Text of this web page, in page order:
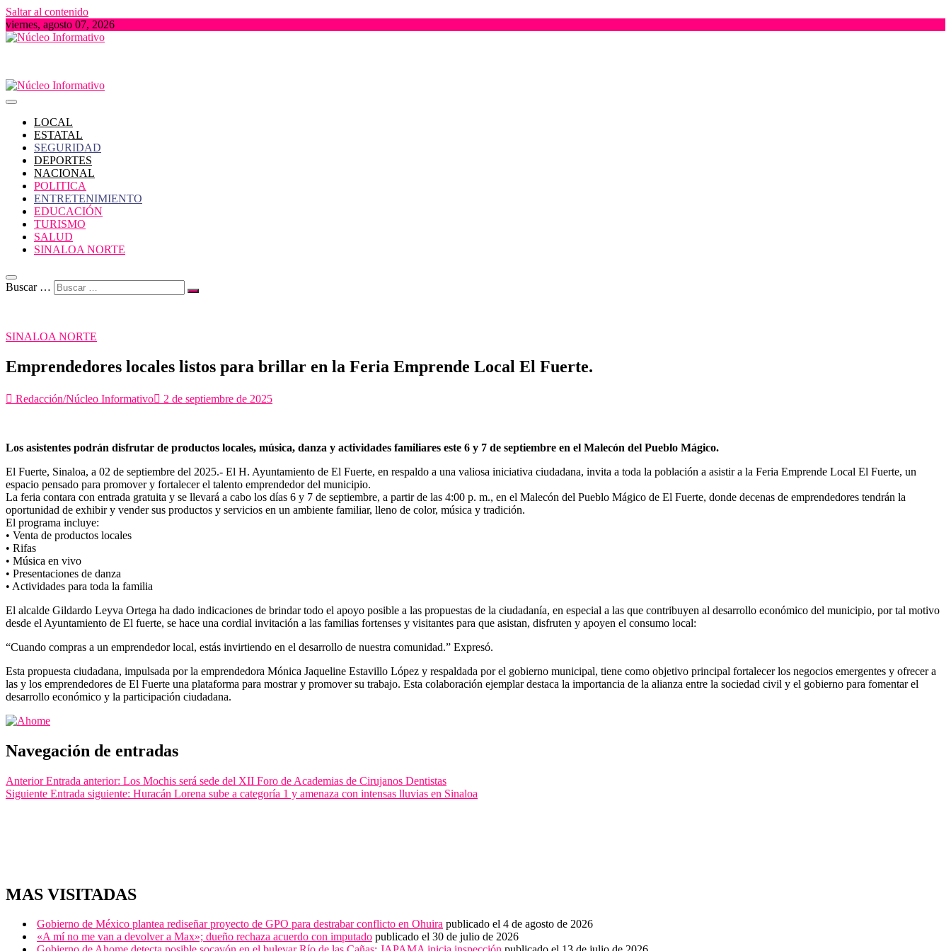
Saltar al contenido
viernes, agosto 07, 2026
LOCAL
ESTATAL
SEGURIDAD
DEPORTES
NACIONAL
POLITICA
ENTRETENIMIENTO
EDUCACIÓN
TURISMO
SALUD
SINALOA NORTE
Buscar …
SINALOA NORTE
Emprendedores locales listos para brillar en la Feria Emprende Local El Fuerte.
Redacción/Núcleo Informativo 2 de septiembre de 2025
Los asistentes podrán disfrutar de productos locales, música, danza y actividades familiares este 6 y 7 de septiembre en el Malecón del Pueblo Mágico.
El Fuerte, Sinaloa, a 02 de septiembre del 2025.- El H. Ayuntamiento de El Fuerte, en respaldo a una valiosa iniciativa ciudadana, invita a toda la población a asistir a la Feria Emprende Local El Fuerte, un
espacio pensado para promover y fortalecer el talento emprendedor del municipio.
La feria contara con entrada gratuita y se llevará a cabo los días 6 y 7 de septiembre, a partir de las 4:00 p. m., en el Malecón del Pueblo Mágico de El Fuerte, donde decenas de emprendedores tendrán la
oportunidad de exhibir y vender sus productos y servicios en un ambiente familiar, lleno de color, música y tradición.
El programa incluye:
• Venta de productos locales
• Rifas
• Música en vivo
• Presentaciones de danza
• Actividades para toda la familia
El alcalde Gildardo Leyva Ortega ha dado indicaciones de brindar todo el apoyo posible a las propuestas de la ciudadanía, en especial a las que contribuyen al desarrollo económico del municipio, por tal motivo
desde el Ayuntamiento de El fuerte, se hace una cordial invitación a las familias fortenses y visitantes para que asistan, disfruten y apoyen el consumo local:
“Cuando compras a un emprendedor local, estás invirtiendo en el desarrollo de nuestra comunidad.” Expresó.
Esta propuesta ciudadana, impulsada por la emprendedora Mónica Jaqueline Estavillo López y respaldada por el gobierno municipal, tiene como objetivo principal fortalecer los negocios emergentes y ofrecer a
las y los emprendedores de El Fuerte una plataforma para mostrar y promover su trabajo. Esta colaboración ejemplar destaca la importancia de la alianza entre la sociedad civil y el gobierno para fomentar el
desarrollo económico y la participación ciudadana.
Navegación de entradas
Anterior Entrada anterior: Los Mochis será sede del XII Foro de Academias de Cirujanos Dentistas
Siguiente Entrada siguiente: Huracán Lorena sube a categoría 1 y amenaza con intensas lluvias en Sinaloa
MAS VISITADAS
Gobierno de México plantea rediseñar proyecto de GPO para destrabar conflicto en Ohuira publicado el 4 de agosto de 2026
«A mí no me van a devolver a Max»; dueño rechaza acuerdo con imputado publicado el 30 de julio de 2026